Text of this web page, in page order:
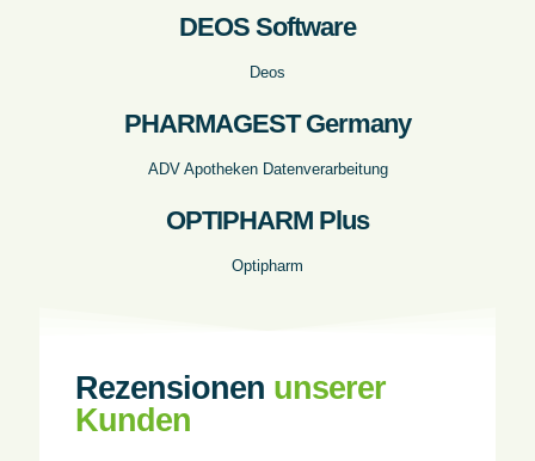
DEOS Software
Deos
PHARMAGEST Germany
ADV Apotheken Datenverarbeitung
OPTIPHARM Plus
Optipharm
Rezensionen unserer
Kunden